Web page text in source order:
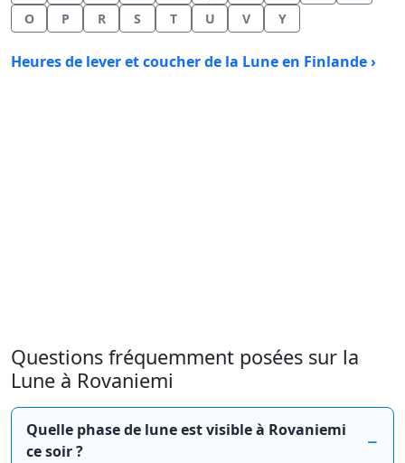
O
P R S T U V Y
Heures de lever et coucher de la Lune en Finlande ›
Questions fréquemment posées sur la
Lune à Rovaniemi
Quelle phase de lune est visible à Rovaniemi
ce soir ?